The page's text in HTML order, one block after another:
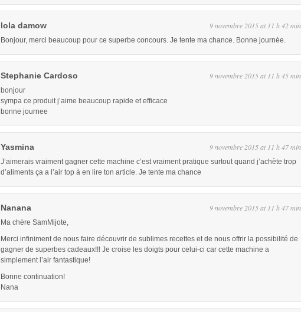
lola damow 9 novembre 2015 at 11 h 42 min
Bonjour, merci beaucoup pour ce superbe concours. Je tente ma chance. Bonne journėe.
Stephanie Cardoso 9 novembre 2015 at 11 h 45 min
bonjour
sympa ce produit j’aime beaucoup rapide et efficace
bonne journee
Yasmina 9 novembre 2015 at 11 h 47 min
J’aimerais vraiment gagner cette machine c’est vraiment pratique surtout quand j’achète trop
d’aliments ça a l’air top à en lire ton article. Je tente ma chance
Nanana 9 novembre 2015 at 11 h 47 min
Ma chère SamMijote,
Merci infiniment de nous faire découvrir de sublimes recettes et de nous offrir la possibilité de
gagner de superbes cadeaux!!! Je croise les doigts pour celui-ci car cette machine a
simplement l’air fantastique!
Bonne continuation!
Nana